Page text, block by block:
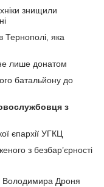
знищили
Тернополі, яка
лише донатом
батальйону до
з
єпархії УГКЦ
з безбар’єрності
Володимира Дроня